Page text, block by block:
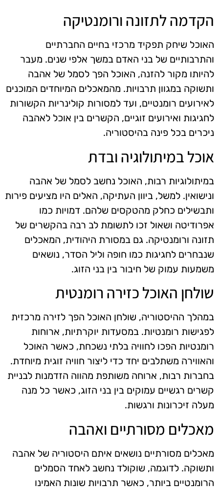
הקדמה לתזונה ורומנטיקה
האוכל שיחק תפקיד מרכזי בחיים החברתיים
והתרבותיים של בני האדם במשך אלפי שנים. מעבר
להיותו מקור להזנה, האוכל הפך לסמל של אהבה
ותשוקה במגוון תרבויות. מהמאכלים המיוחדים המוכנים
לאירועים רומנטיים, ועד למסורות קולינריות הקשורות
לחגיגות ואירועים זוגיים, הקשרים בין אוכל לאהבה
ניכרים בכל פינה בהיסטוריה.
אוכל במיתולוגיה ובדת
במיתולוגיות רבות, האוכל נחשב לסמל של אהבה
ונישואין. למשל, ביוון העתיקה, האלים היו מציעים פירות
ותבשילים כחלק מהטקסים שלהם. דמויות כמו
אפרודיטה ושאול זכו לתשומת לב רבה בהקשרים של
תזונה ורומנטיקה. גם במסורת היהודית, המאכלים
שנבחרים לחגיגות כמו חופה וליל הסדר, נושאים
משמעות עמוק של חיבור בין בני הזוג.
שולחן האוכל כזירה רומנטית
במהלך ההיסטוריה, שולחן האוכל הפך לזירה מרכזית
לפגישות רומנטיות. במסעדות יוקרתיות, ארוחות
רומנטיות הפכו לחוויה בלתי נשכחת, כאשר האוכל
והאווירה משתלבים יחד כדי ליצור חוויה זוגית מיוחדת.
בחברות רבות, ארוחה משותפת מהווה הזדמנות לבניית
קשרים רגשיים עמוקים בין בני הזוג, כאשר כל מנה
מעלה זיכרונות ורגשות.
מאכלים מסורתיים ואהבה
מאכלים מסורתיים נושאים איתם היסטוריה של אהבה
ותשוקה. לדוגמה, שוקולד נחשב לאחד הסמלים
הרומנטיים ביותר, כאשר תרבויות שונות האמינו